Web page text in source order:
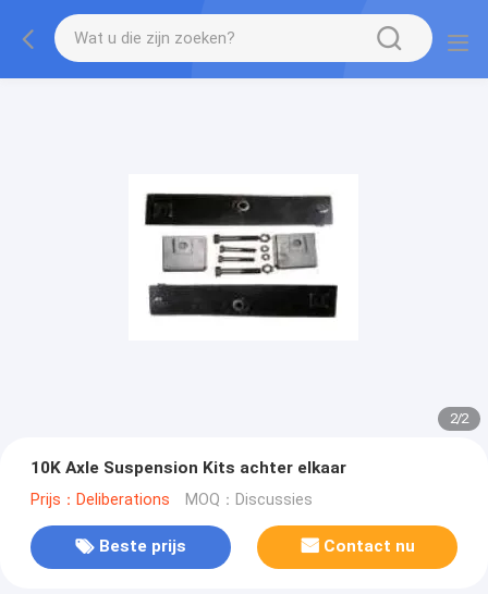
2/2
10K Axle Suspension Kits achter elkaar
Prijs：Deliberations MOQ：Discussies
Beste prijs Contact nu